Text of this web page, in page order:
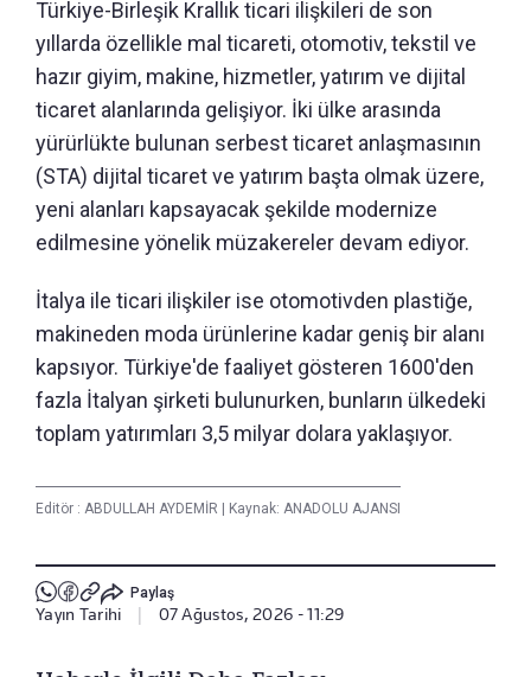
Türkiye-Birleşik Krallık ticari ilişkileri de son
yıllarda özellikle mal ticareti, otomotiv, tekstil ve
hazır giyim, makine, hizmetler, yatırım ve dijital
ticaret alanlarında gelişiyor. İki ülke arasında
yürürlükte bulunan serbest ticaret anlaşmasının
(STA) dijital ticaret ve yatırım başta olmak üzere,
yeni alanları kapsayacak şekilde modernize
edilmesine yönelik müzakereler devam ediyor.
İtalya ile ticari ilişkiler ise otomotivden plastiğe,
makineden moda ürünlerine kadar geniş bir alanı
kapsıyor. Türkiye'de faaliyet gösteren 1600'den
fazla İtalyan şirketi bulunurken, bunların ülkedeki
toplam yatırımları 3,5 milyar dolara yaklaşıyor.
Editör : ABDULLAH AYDEMİR | Kaynak: ANADOLU AJANSI
Paylaş
Yayın Tarihi | 07 Ağustos, 2026 - 11:29